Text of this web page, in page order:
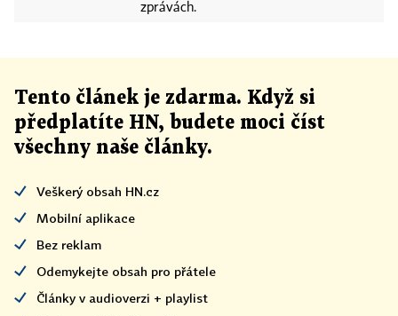
zprávách.
Tento článek je zdarma. Když si
předplatíte HN, budete moci číst
všechny naše články.
Veškerý obsah HN.cz
Mobilní aplikace
Bez reklam
Odemykejte obsah pro přátele
Články v audioverzi + playlist